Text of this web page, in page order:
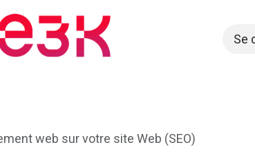
Se
web sur votre site Web (SEO)